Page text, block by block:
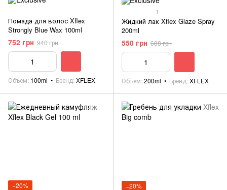
Помада для волос Xflex
Strongly Blue Wax 100ml
752 грн 940 грн
Объем 100ml Бренд XFLEX
1
Жидкий лак Xflex Glaze Spray
200ml
550 грн 688 грн
Объем 200ml Бренд XFLEX
−20% −20%